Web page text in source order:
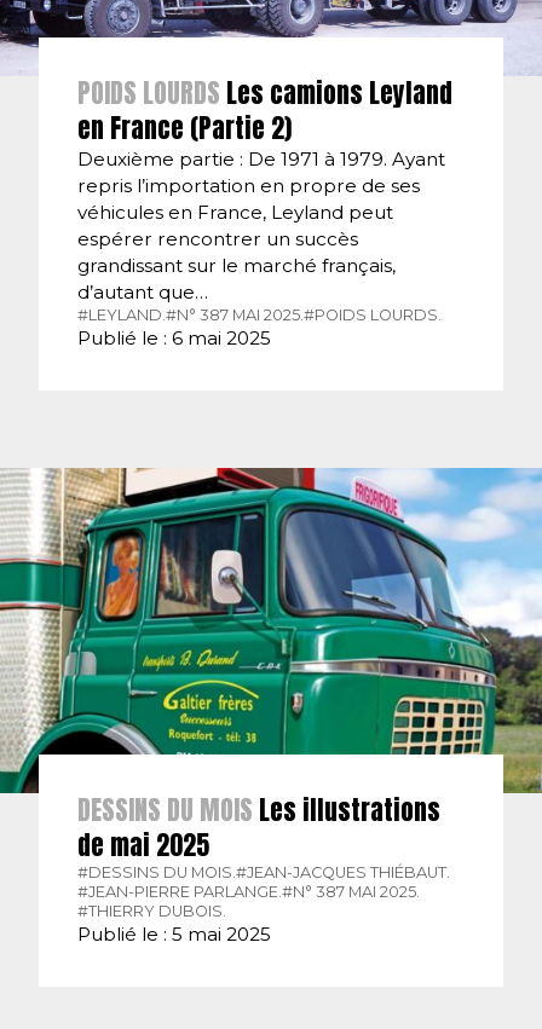
POIDS LOURDS Les camions Leyland
en France (Partie 2)
Deuxième partie : De 1971 à 1979. Ayant
repris l’importation en propre de ses
véhicules en France, Leyland peut
espérer rencontrer un succès
grandissant sur le marché français,
d’autant que…
#LEYLAND. #N° 387 MAI 2025. #POIDS LOURDS.
Publié le : 6 mai 2025
DESSINS DU MOIS Les illustrations
de mai 2025
#DESSINS DU MOIS. #JEAN-JACQUES THIÉBAUT.
#JEAN-PIERRE PARLANGE. #N° 387 MAI 2025.
#THIERRY DUBOIS.
Publié le : 5 mai 2025